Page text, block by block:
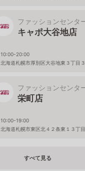
ファッションセンタ
キャポ大谷地店
10:00-20:00
北海道札幌市厚別区大谷地東３丁目
ファッションセンタ
栄町店
10:00-19:00
北海道札幌市東区北４２条東１３丁
すべて見る